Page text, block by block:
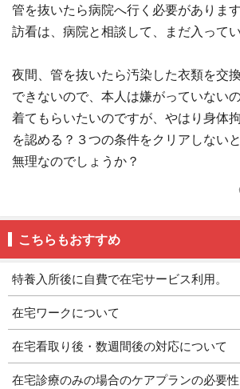
管を抜いたら病院へ行く必要があります
訪看は、病院と相談して、まだ入って
夜間、管を抜いたら汚染した衣類を交
できないので、本人は嫌がっていない
着てもらいたいのですが、やはり身体
を認める？３つの条件をクリアしないと
無理なのでしょうか？
こちらもおすすめ
特養入所後に自費で在宅サービス利用。
在宅ワークについて
在宅看取り後・数週間後の対応について
在宅診療のみの場合のケアプランの必要性